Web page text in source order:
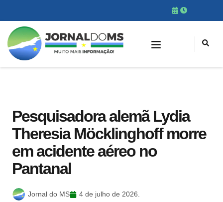
Pesquisadora alemã Lydia
Theresia Möcklinghoff morre
em acidente aéreo no
Pantanal
Jornal do MS 4 de julho de 2026.